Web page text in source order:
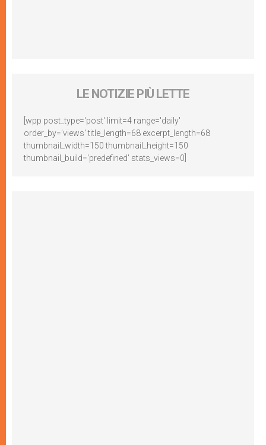
LE NOTIZIE PIÙ LETTE
[wpp post_type='post' limit=4 range='daily'
order_by='views' title_length=68 excerpt_length=68
thumbnail_width=150 thumbnail_height=150
thumbnail_build='predefined' stats_views=0]